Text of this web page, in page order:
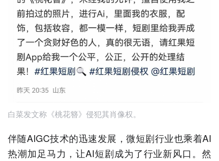
白菜发文称《桃花簪》侵犯其肖像权。
伴随AIGC技术的迅速发展，微短剧行业也乘着AI
热潮加足马力，让AI短剧成为了行业新风口。然